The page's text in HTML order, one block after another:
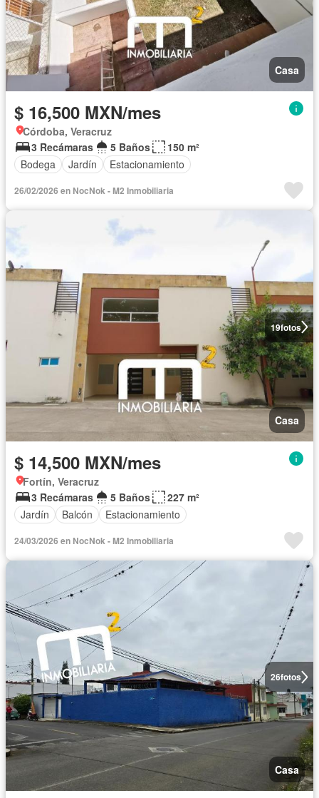
Casa
$ 16,500 MXN/mes
Córdoba, Veracruz
3 Recámaras
5 Baños
150 m²
Bodega
Jardín Estacionamiento
26/02/2026 en NocNok - M2 Inmobiliaria
19fotos
Casa
$ 14,500 MXN/mes
Fortín, Veracruz
3 Recámaras
5 Baños
227 m²
Jardín
Balcón Estacionamiento
24/03/2026 en NocNok - M2 Inmobiliaria
26fotos
Casa